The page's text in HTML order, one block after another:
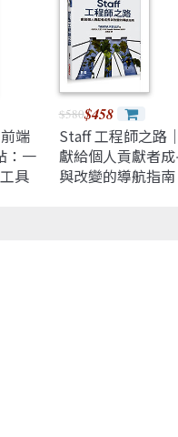
端
：一
具
$580$458
Staff 工程師之路
獻給個人貢獻者
與改變的導航指南